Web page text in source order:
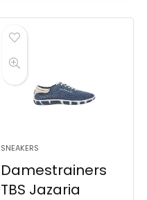
SNEAKERS
Damestrainers
TBS Jazaria